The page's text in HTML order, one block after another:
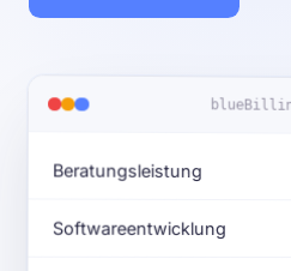
Beratungsleistung
Softwareentwicklung